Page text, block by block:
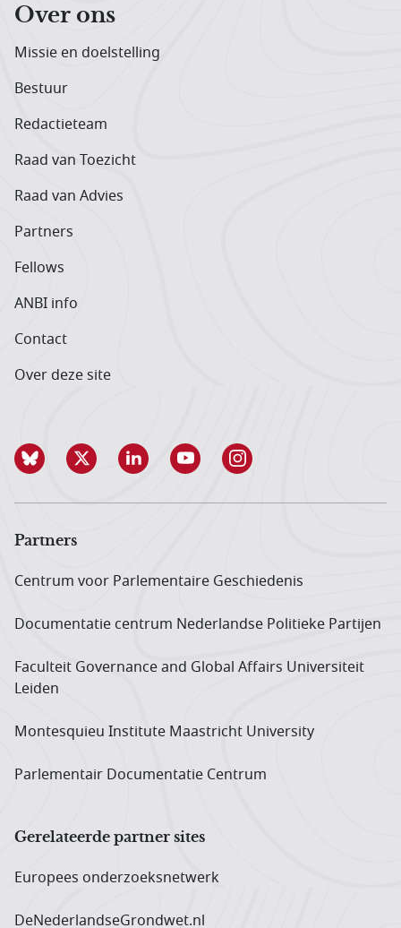
Over ons
Missie en doelstelling
Bestuur
Redactieteam
Raad van Toezicht
Raad van Advies
Partners
Fellows
ANBI info
Contact
Over deze site
Partners
Centrum voor Parlementaire Geschiedenis
Documentatie centrum Neder­landse Politieke Partijen
Faculteit Governance and Global Affairs Universiteit
Leiden
Montesquieu Institute Maastricht University
Parlementair Documentatie Centrum
Gerelateerde partner sites
Europees onderzoeks­netwerk
DeNederlandseGrondwet.nl